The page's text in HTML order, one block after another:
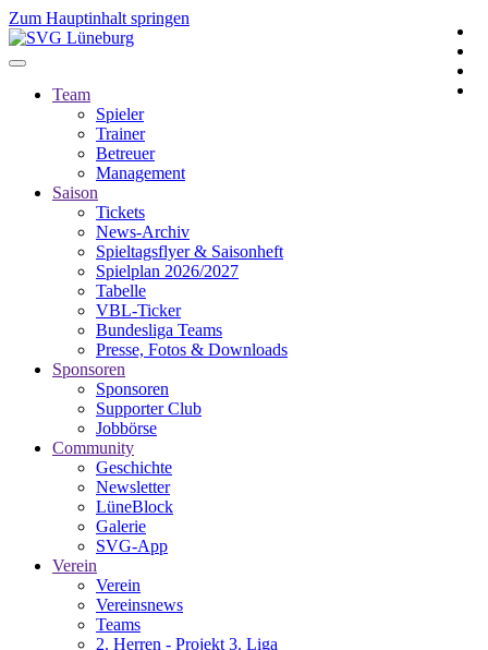
Zum Hauptinhalt springen
Team
Spieler
Trainer
Betreuer
Management
Saison
Tickets
News-Archiv
Spieltagsflyer & Saisonheft
Spielplan 2026/2027
Tabelle
VBL-Ticker
Bundesliga Teams
Presse, Fotos & Downloads
Sponsoren
Sponsoren
Supporter Club
Jobbörse
Community
Geschichte
Newsletter
LüneBlock
Galerie
SVG-App
Verein
Verein
Vereinsnews
Teams
2. Herren - Projekt 3. Liga